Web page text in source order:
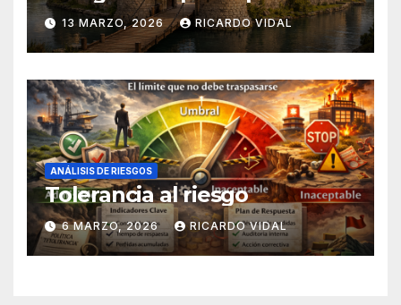
13 MARZO, 2026 RICARDO VIDAL
ANÁLISIS DE RIESGOS
Tolerancia al riesgo
6 MARZO, 2026 RICARDO VIDAL